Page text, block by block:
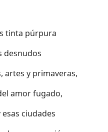
tinta púrpura
desnudos
artes y primaveras,
amor fugado,
ciudades